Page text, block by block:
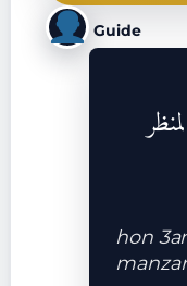
Guide
hon